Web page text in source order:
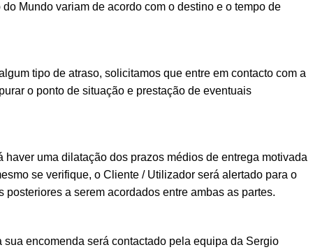
Mundo variam de acordo com o destino e o tempo de
tipo de atraso, solicitamos que entre em contacto com a
o ponto de situação e prestação de eventuais
haver uma dilatação dos prazos médios de entrega motivada
se verifique, o Cliente / Utilizador será alertado para o
posteriores a serem acordados entre ambas as partes.
sua encomenda será contactado pela equipa da Sergio